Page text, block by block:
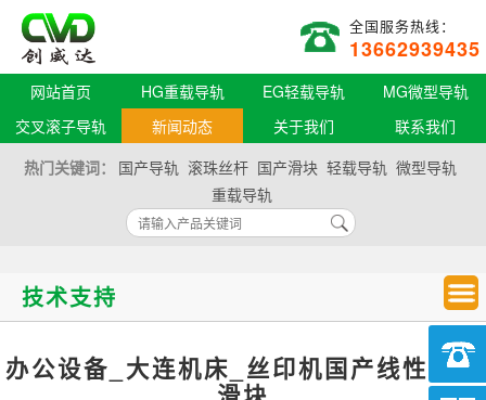
全国服务热线：
13662939435
网站首页 HG重载导轨 EG轻载导轨
MG微型导轨
交叉滚子导轨
新闻动态 关于我们
联系我们
热门关键词：
国产导轨 滚珠丝杆 国产滑块 轻载导轨 微型导轨
重载导轨
技术支持
办公设备_大连机床_丝印机国产线性滑轨